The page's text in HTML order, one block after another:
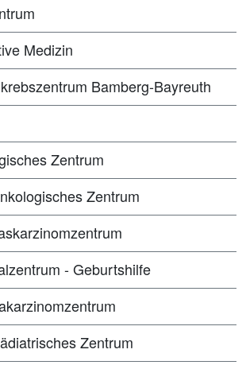
Medizin
Bamberg-Bayreuth
Zentrum
Zentrum
- Geburtshilfe
Zentrum